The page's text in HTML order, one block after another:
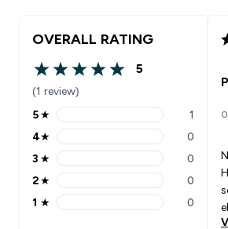
OVERALL RATING
5 out of 5 stars
5
(1 review)
5 stars rating 1 reviews
5★ 1
4 stars rating 0 reviews
4★ 0
3 stars rating 0 reviews
3 ★ 0
2 stars rating 0 reviews
2★ 0
1 stars rating 0 reviews
1 ★ 0